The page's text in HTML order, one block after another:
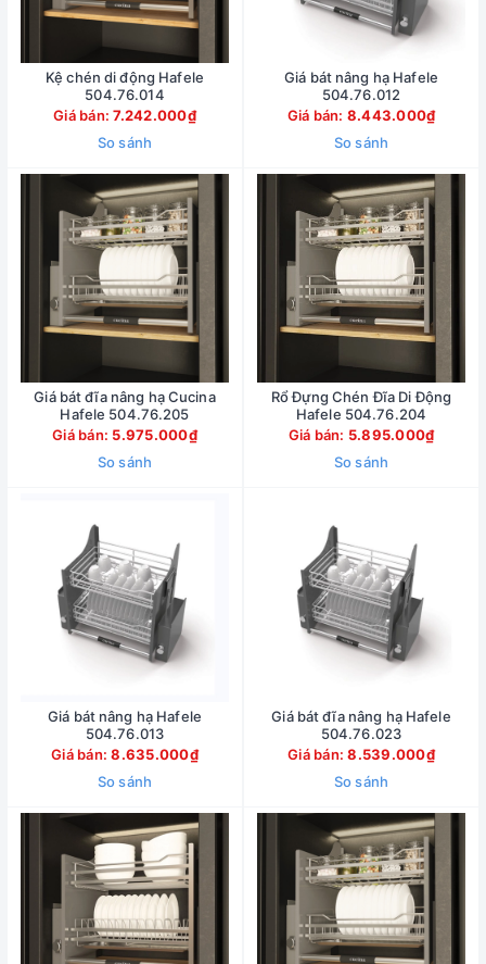
Kệ chén di động Hafele
504.76.014
Giá bán:7.242.000₫
So sánh
Giá bát nâng hạ Hafele
504.76.012
Giá bán: 8.443.000₫
So sánh
Giá bát đĩa nâng hạ Cucina
Hafele 504.76.205
Giá bán: 5.975.000₫
So sánh
Rổ Đựng Chén Đĩa Di Động
Hafele 504.76.204
Giá bán: 5.895.000₫
So sánh
Giá bát nâng hạ Hafele
504.76.013
Giá bán:8.635.000₫
So sánh
Giá bát đĩa nâng hạ Hafele
504.76.023
Giá bán:8.539.000₫
So sánh